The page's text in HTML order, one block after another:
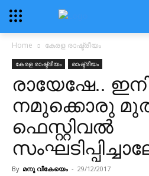
Home കേരള രാഷ്ട്രീയം
കേരള രാഷ്ട്രീയം രാഷ്ട്രീയം
രായേഷേ..
നമുക്കൊരു
ഫെസ്റ്റിവല്‍
By മനു വീകേയെം - 29/12/2017